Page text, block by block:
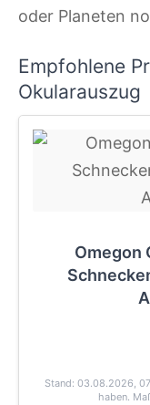
oder Planeten
Empfohlene
Okularauszug
Omegon
Stand: 03.08.2026,
haben.